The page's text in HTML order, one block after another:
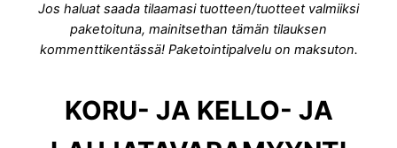
Jos haluat saada tilaamasi tuotteen/tuotteet valmiiksi
paketoituna, mainitsethan tämän tilauksen
kommenttikentässä! Paketointipalvelu on maksuton.
KORU- JA KELLO- JA